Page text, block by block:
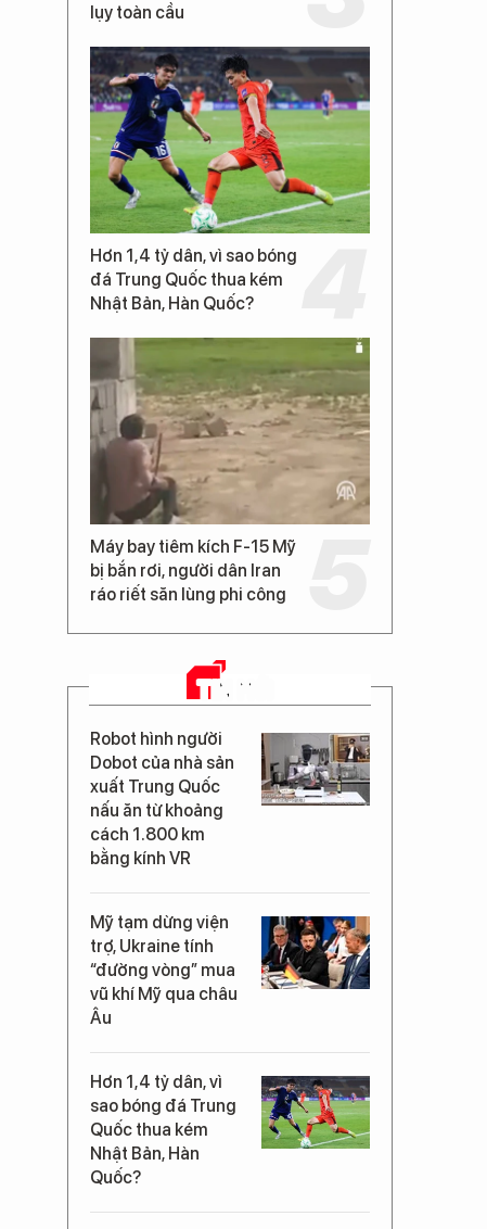
lụy toàn cầu
Hơn 1,4 tỷ dân, vì sao bóng
đá Trung Quốc thua kém
Nhật Bản, Hàn Quốc?
Máy bay tiêm kích F-15 Mỹ
bị bắn rơi, người dân Iran
ráo riết săn lùng phi công
TIN MỚI
Robot hình người
Dobot của nhà sản
xuất Trung Quốc
nấu ăn từ khoảng
cách 1.800 km
bằng kính VR
Mỹ tạm dừng viện
trợ, Ukraine tính
“đường vòng” mua
vũ khí Mỹ qua châu
Âu
Hơn 1,4 tỷ dân, vì
sao bóng đá Trung
Quốc thua kém
Nhật Bản, Hàn
Quốc?